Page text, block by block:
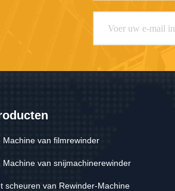
Machine van filmrewinder
Machine van snijmachinerewinder
scheuren van Rewinder-Machine